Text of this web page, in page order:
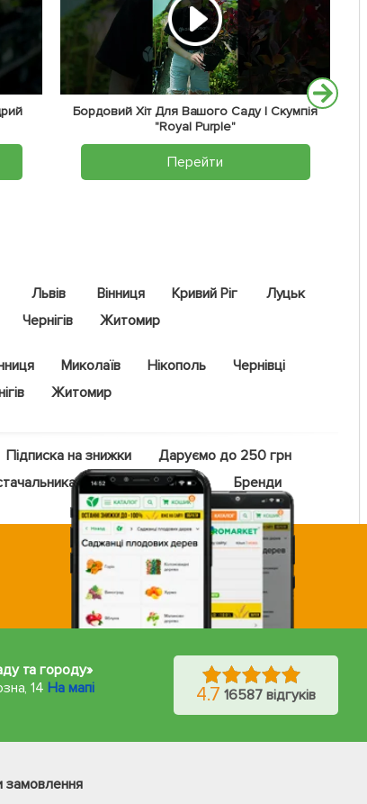
Бордовий Хіт Для Вашого Саду | Скумпія
"Royal Purple"
Перейти
Львів Вінниця Кривий Ріг
Луцьк
Чернігів Житомир
Миколаїв Нікополь
Чернівці
Житомир
Підписка на знижки
Даруємо до 250 грн
Оптовий прайс Бренди
та городу»
14 На мапі 4.7 16587 відгуків
замовлення
Фейсбук